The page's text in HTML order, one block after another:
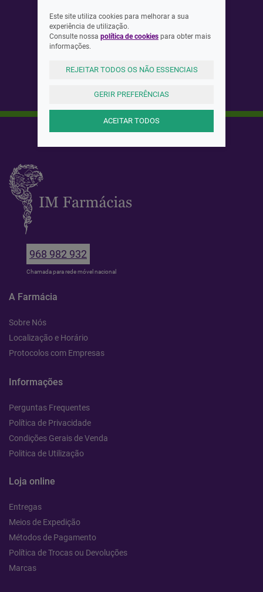
ASSINAR
968 982 932
Chamada para rede móvel nacional
A Farmácia
Sobre Nós
Localização e Horário
Protocolos com Empresas
Informações
Perguntas Frequentes
Política de Privacidade
Condições Gerais de Venda
Politica de Utilização
Loja online
Entregas
Meios de Expedição
Métodos de Pagamento
Política de Trocas ou Devoluções
Marcas
Este site utiliza cookies para melhorar a sua
experiência de utilização.
Consulte nossa política de cookies para obter mais
informações.
REJEITAR TODOS OS NÃO ESSENCIAIS
GERIR PREFERÊNCIAS
ACEITAR TODOS